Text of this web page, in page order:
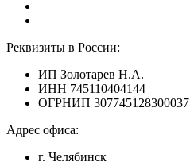
Реквизиты в России:
ИП Золотарев Н.А.
ИНН 745110404144
ОГРНИП 307745128300037
Адрес офиса:
г. Челябинск